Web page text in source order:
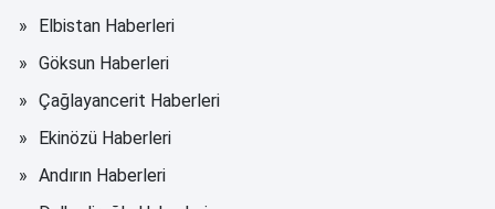
Elbistan Haberleri
Göksun Haberleri
Çağlayancerit Haberleri
Ekinözü Haberleri
Andırın Haberleri